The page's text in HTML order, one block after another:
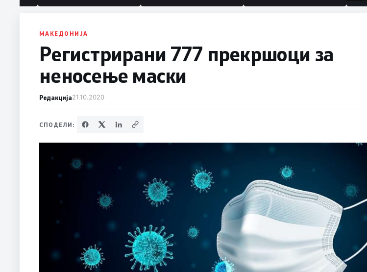
МАКЕДОНИЈА
Регистрирани 777 прекршоци за
неносење маски
Редакција21.10.2020
СПОДЕЛИ: